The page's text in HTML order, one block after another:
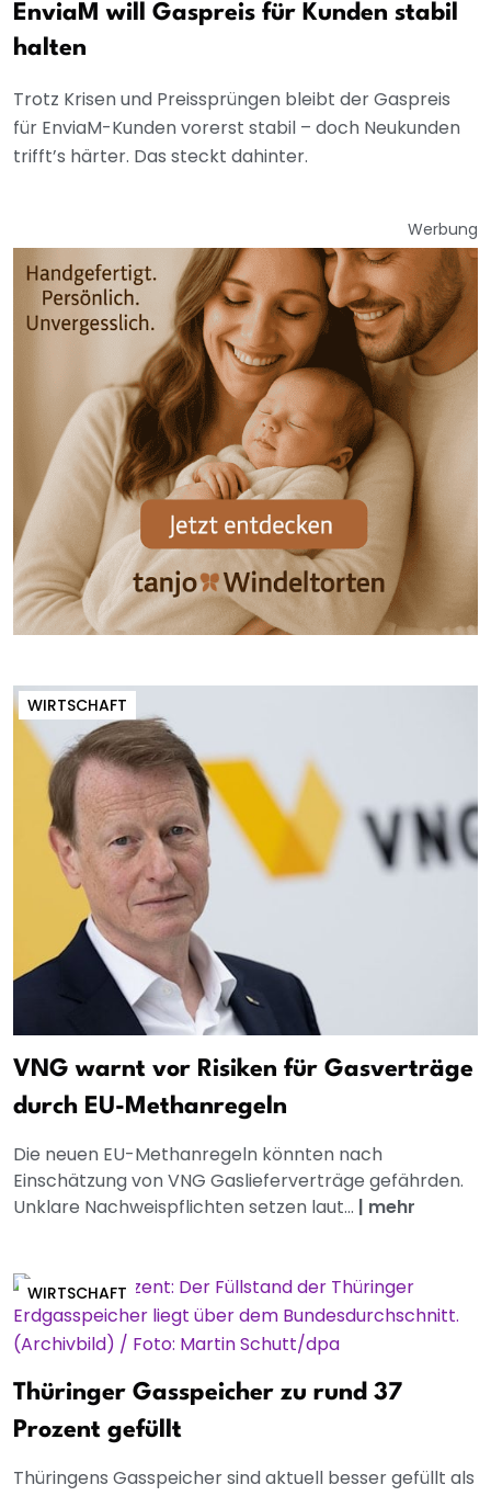
EnviaM will Gaspreis für Kunden stabil
halten
Trotz Krisen und Preissprüngen bleibt der Gaspreis
für EnviaM-Kunden vorerst stabil – doch Neukunden
trifft’s härter. Das steckt dahinter.
Werbung
WIRTSCHAFT
VNG warnt vor Risiken für Gasverträge
durch EU-Methanregeln
Die neuen EU-Methanregeln könnten nach
Einschätzung von VNG Gaslieferverträge gefährden.
Unklare Nachweispflichten setzen laut... | mehr
WIRTSCHAFT
Thüringer Gasspeicher zu rund 37
Prozent gefüllt
Thüringens Gasspeicher sind aktuell besser gefüllt als